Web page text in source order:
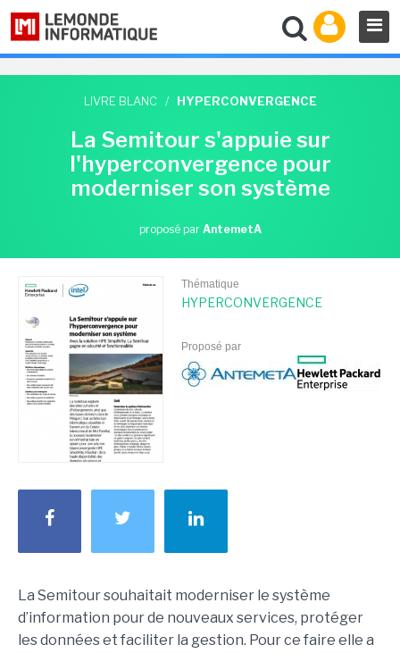
LIVRE BLANC / HYPERCONVERGENCE
La Semitour s'appuie sur
l'hyperconvergence pour
moderniser son système
proposé par AntemetA
Thématique
HYPERCONVERGENCE
Proposé par
La Semitour souhaitait moderniser le système
d’information pour de nouveaux services, protéger
les données et faciliter la gestion. Pour ce faire elle a